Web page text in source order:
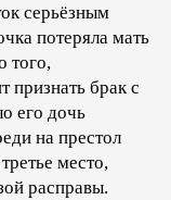
серьёзным
потеряла мать
того,
признать брак с
его дочь
на престол
место,
расправы.